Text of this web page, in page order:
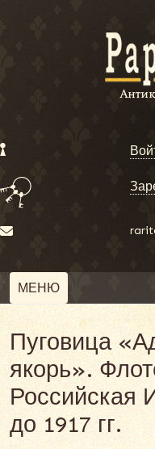
МЕНЮ
Пуговица
якорь».
Российская
до 1917 гг.